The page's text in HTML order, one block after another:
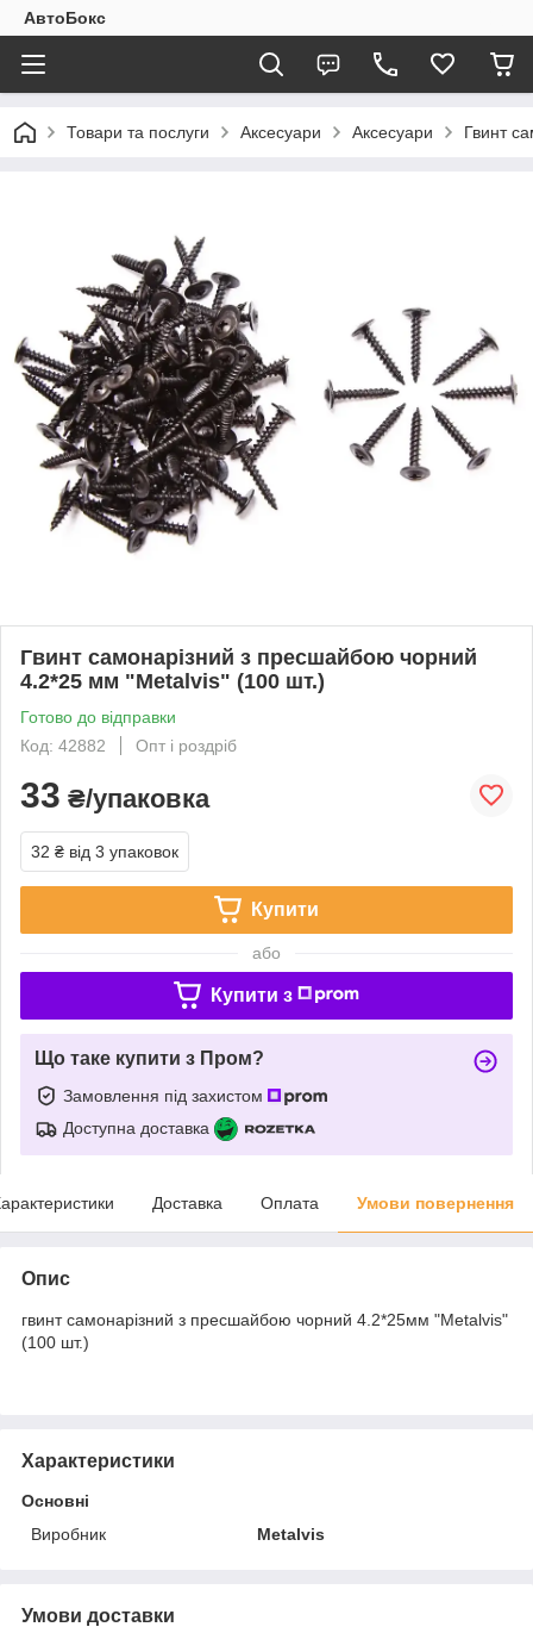
АвтоБокс
Товари та послуги Аксесуари Аксесуари Гвинт
Гвинт самонарізний з пресшайбою чорний
4.2*25 мм "Metalvis" (100 шт.)
Готово до відправки
Код: 42882
Опт і роздріб
33 ₴/упаковка
32 ₴ від 3 упаковок
Купити
або
Купити з
Що таке купити з Пром?
Замовлення під захистом
Доступна доставка
Доставка Оплата Умови повернення
Опис
гвинт самонарізний з пресшайбою чорний 4.2*25мм "Metalvis"
(100 шт.)
Характеристики
Основні
Виробник
Metalvis
Умови доставки